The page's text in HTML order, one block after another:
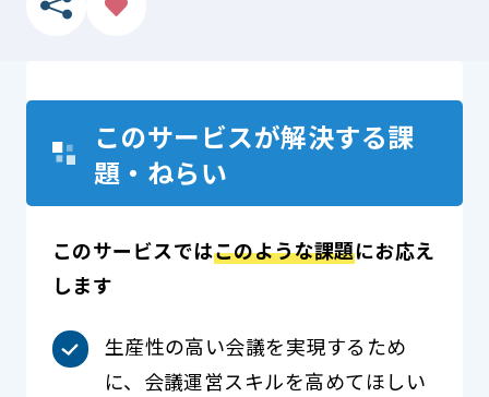
このサービスが解決する課
題・ねらい
このサービスではこのような課題にお応え
します
生産性の高い会議を実現するため
に、会議運営スキルを高めてほしい